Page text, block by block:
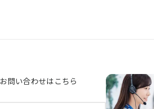
お問い合わせはこちら